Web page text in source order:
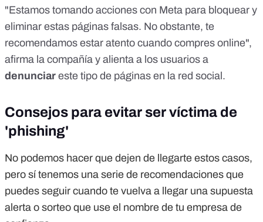
"Estamos tomando acciones con Meta para bloquear y
eliminar estas páginas falsas. No obstante, te
recomendamos estar atento cuando compres online",
afirma la compañía y alienta a los usuarios a
denunciar este tipo de páginas en la red social.
Consejos para evitar ser víctima de
'phishing'
No podemos hacer que dejen de llegarte estos casos,
pero sí tenemos una serie de recomendaciones que
puedes seguir cuando te vuelva a llegar una supuesta
alerta o sorteo que use el nombre de tu empresa de